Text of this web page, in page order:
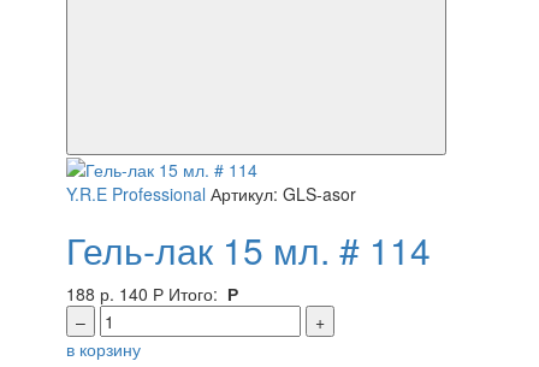
Y.R.E Professional Артикул: GLS-asor
Гель-лак 15 мл. # 114
188 р. 140 Р Итого: Р
–
+
в корзину